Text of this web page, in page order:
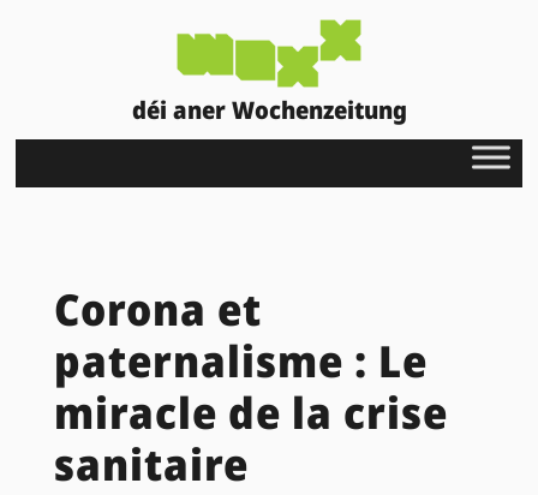
déi aner Wochenzeitung
Corona et
paternalisme : Le
miracle de la crise
sanitaire